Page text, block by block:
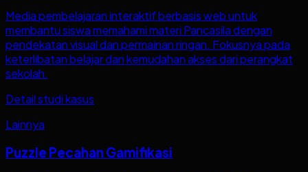
Media pembelajaran interaktif berbasis web untuk
membantu siswa memahami materi Pancasila dengan
pendekatan visual dan permainan ringan. Fokusnya pada
keterlibatan belajar dan kemudahan akses dari perangkat
sekolah.
Detail studi kasus
Lainnya
Puzzle Pecahan Gamifikasi